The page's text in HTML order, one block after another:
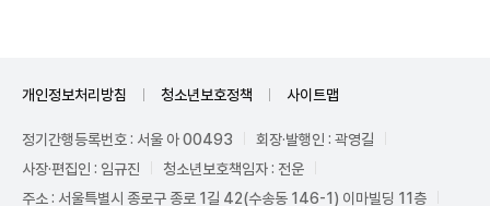
개인정보처리방침 청소년보호정책 사이트맵
정기간행등록번호 : 서울 아 00493
회장·발행인 : 곽영길
사장·편집인 : 임규진
청소년보호책임자 : 전운
주소 : 서울특별시 종로구 종로 1길 42(수송동 146-1) 이마빌딩 11층